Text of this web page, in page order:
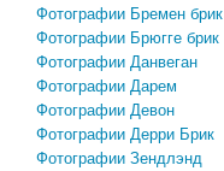
Фотографии Бремен брик
Фотографии Брюгге брик
Фотографии Данвеган
Фотографии Дарем
Фотографии Девон
Фотографии Дерри Брик
Фотографии Зендлэнд